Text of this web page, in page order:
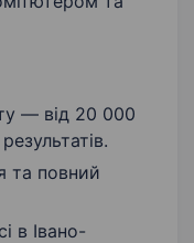
— від 20 000
та повний
в Івано-